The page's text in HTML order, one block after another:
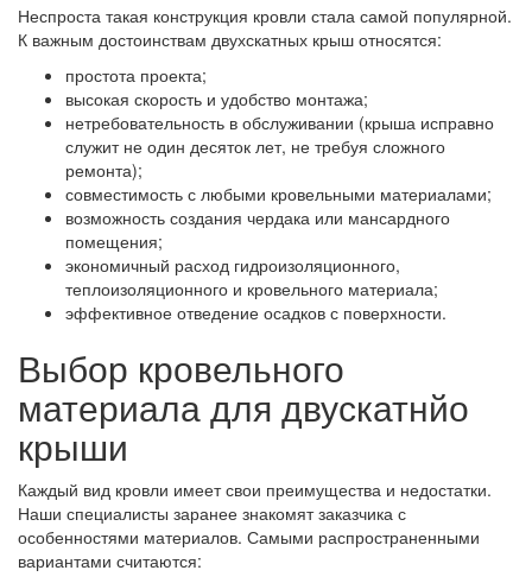
Неспроста такая конструкция кровли стала самой популярной.
К важным достоинствам двухскатных крыш относятся:
простота проекта;
высокая скорость и удобство монтажа;
нетребовательность в обслуживании (крыша исправно
служит не один десяток лет, не требуя сложного
ремонта);
совместимость с любыми кровельными материалами;
возможность создания чердака или мансардного
помещения;
экономичный расход гидроизоляционного,
теплоизоляционного и кровельного материала;
эффективное отведение осадков с поверхности.
Выбор кровельного
материала для двускатнйо
крыши
Каждый вид кровли имеет свои преимущества и недостатки.
Наши специалисты заранее знакомят заказчика с
особенностями материалов. Самыми распространенными
вариантами считаются: